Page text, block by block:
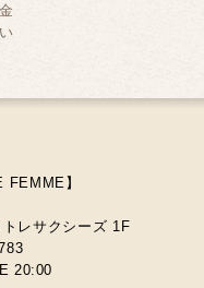
FEMME】
レサクシーズ 1F
20:00